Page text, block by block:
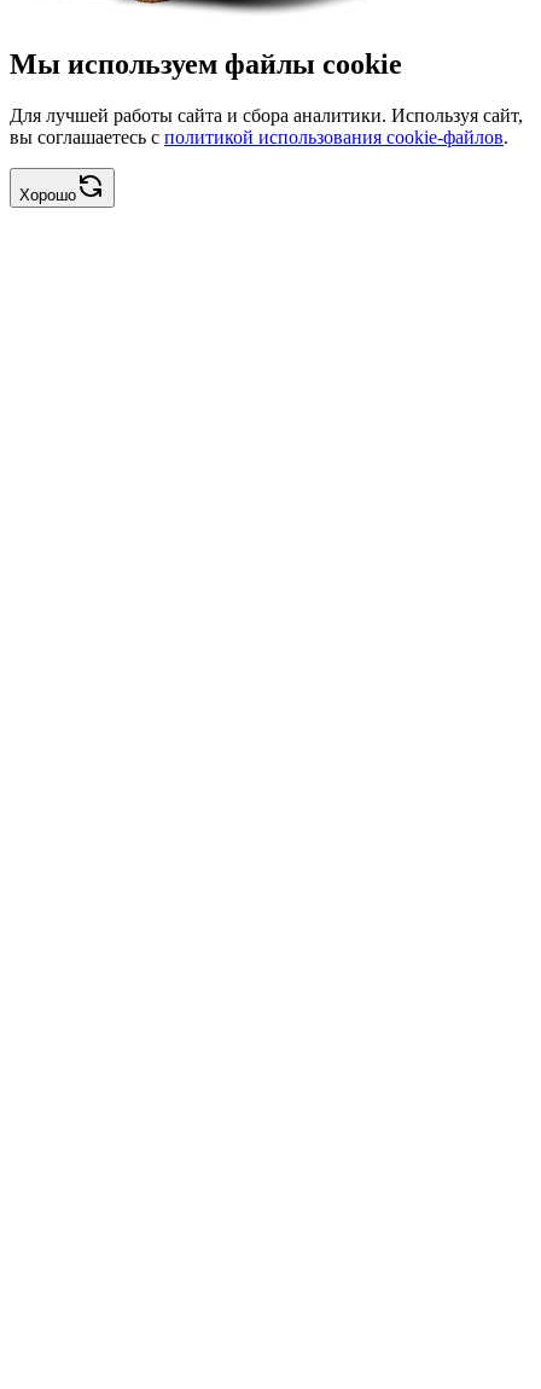
Мы используем файлы cookie
Для лучшей работы сайта и сбора аналитики. Используя сайт,
вы соглашаетесь с политикой использования cookie-файлов.
Хорошо